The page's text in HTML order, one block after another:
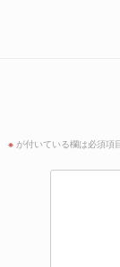
※ が付いている欄は必須項